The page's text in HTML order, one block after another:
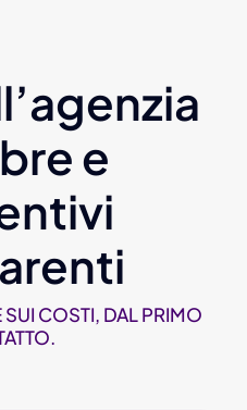
e
SUI COSTI, DAL PRIMO